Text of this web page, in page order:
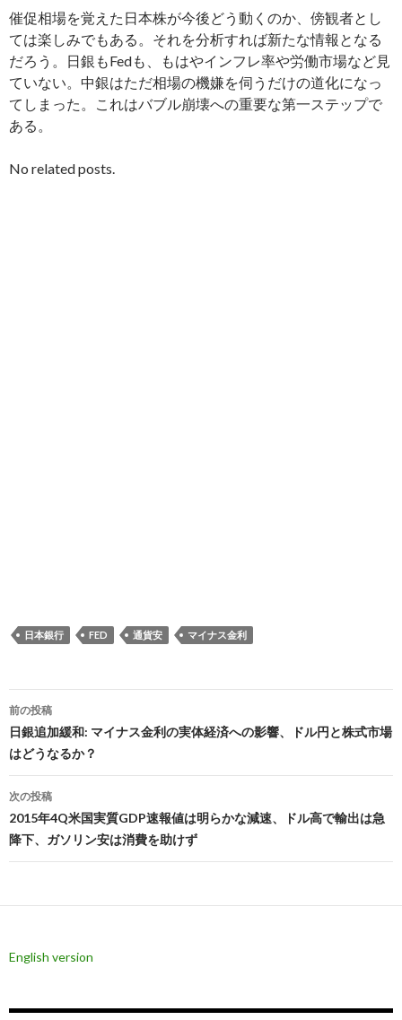
催促相場を覚えた日本株が今後どう動くのか、傍観者とし
ては楽しみでもある。それを分析すれば新たな情報となる
だろう。日銀もFedも、もはやインフレ率や労働市場など見
ていない。中銀はただ相場の機嫌を伺うだけの道化になっ
てしまった。これはバブル崩壊への重要な第一ステップで
ある。
No related posts.
日本銀行 FED 通貨安 マイナス金利
投
稿
ナ
ビ
ゲ
ー
ン
前の投稿
日銀追加緩和: マイナス金利の実体経済への影響、ドル円と株式市場
はどうなるか？
次の投稿
2015年4Q米国実質GDP速報値は明らかな減速、ドル高で輸出は急
降下、ガソリン安は消費を助けず
English version